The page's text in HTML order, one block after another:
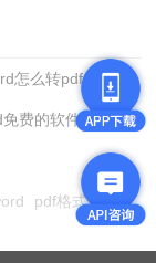
怎么转pdf
费的软件
pdf格式转换